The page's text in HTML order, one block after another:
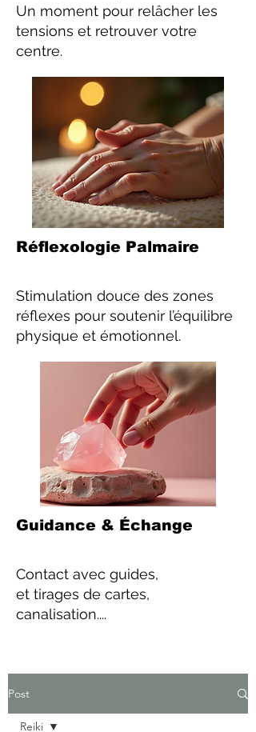
Un moment pour relâcher les
tensions et retrouver votre
centre.
Réflexologie Palmaire
Stimulation douce des zones
réflexes pour soutenir l’équilibre
physique et émotionnel.
Guidance & Échange
Contact avec guides,
et tirages de cartes,
canalisation....
Post
Reiki